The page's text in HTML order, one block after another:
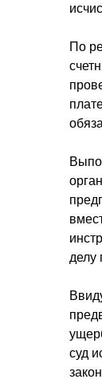
По
делу
суд